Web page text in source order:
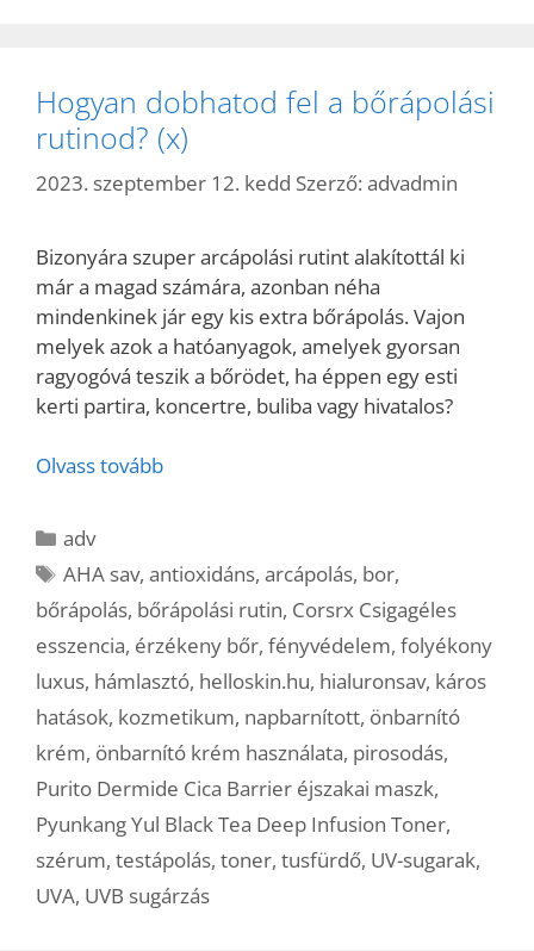
Hogyan dobhatod fel a bőrápolási
rutinod? (x)
2023. szeptember 12. kedd Szerző: advadmin
Bizonyára szuper arcápolási rutint alakítottál ki
már a magad számára, azonban néha
mindenkinek jár egy kis extra bőrápolás. Vajon
melyek azok a hatóanyagok, amelyek gyorsan
ragyogóvá teszik a bőrödet, ha éppen egy esti
kerti partira, koncertre, buliba vagy hivatalos?
Olvass tovább
Kategória
adv
Címkék
AHA sav,antioxidáns,arcápolás, bor,
bőrápolás, bőrápolási rutin, Corsrx Csigagéles
esszencia, érzékeny bőr, fényvédelem, folyékony
luxus, hámlasztó, helloskin.hu, hialuronsav, káros
hatások, kozmetikum, napbarnított, önbarnító
krém, önbarnító krém használata, pirosodás,
Purito Dermide Cica Barrier éjszakai maszk,
Pyunkang Yul Black Tea Deep Infusion Toner,
szérum, testápolás, toner, tusfürdő, UV-sugarak,
UVA, UVB sugárzás